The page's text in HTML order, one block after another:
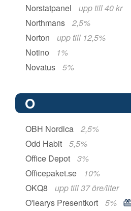
Norstatpanel
upp till 40 kr
Northmans
2,5%
Norton
upp till 12,5%
Notino
1%
Novatus
5%
O
OBH Nordica
2,5%
Odd Habit
5,5%
Office Depot
3%
Officepaket.se
10%
OKQ8
upp till 37 öre/liter
O'learys Presentkort
5%